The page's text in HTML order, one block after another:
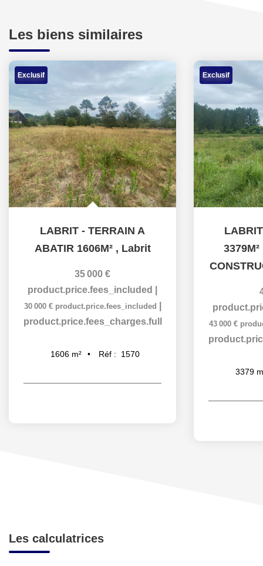
Les biens similaires
Exclusif
LABRIT - TERRAIN A
ABATIR 1606M² , Labrit
35 000 €
product.price.fees_included
30 000 € product.price.fees_included
product.price.fees_charges.full
1606 m² Réf : 1570
Exclusif
3379M²
43 000 €
3379
Les calculatrices